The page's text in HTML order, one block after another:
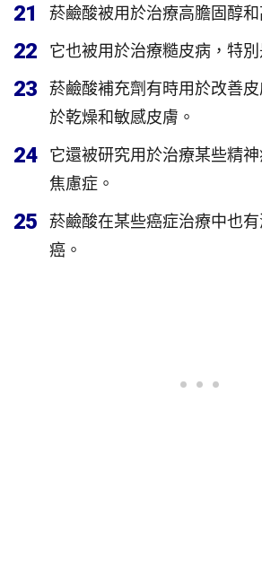
21 菸鹼酸被用於治療高膽固醇和
22 它也被用於治療糙皮病，特
23
菸鹼酸補充劑有時用於改善
於乾燥和敏感皮膚。
24
它還被研究用於治療某些精
焦慮症。
25
菸鹼酸在某些癌症治療中也
癌。